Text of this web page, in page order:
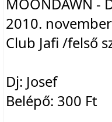
MOONDAWN -
2010.
Club Jafi /felső
Dj: Josef
Belépő: 300 Ft